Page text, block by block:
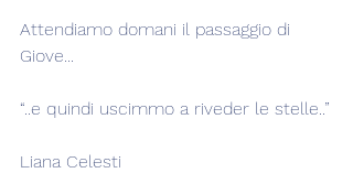
Attendiamo domani il passaggio di
Giove...
“..e quindi uscimmo a riveder le stelle..”
Liana Celesti